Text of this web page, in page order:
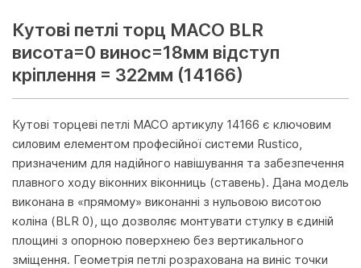
Кутові петлі торц MACO BLR
висота=0 винос=18мм відступ
кріплення = 322мм (14166)
Кутові торцеві петлі MACO артикулу 14166 є ключовим
силовим елементом професійної системи Rustico,
призначеним для надійного навішування та забезпечення
плавного ходу віконних віконниць (ставень). Дана модель
виконана в «прямому» виконанні з нульовою висотою
коліна (BLR 0), що дозволяє монтувати стулку в єдиній
площині з опорною поверхнею без вертикального
зміщення. Геометрія петлі розрахована на виніс точки